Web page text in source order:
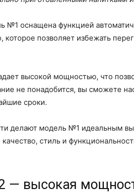
№1 оснащена функцией
которое позволяет избежать
высокой мощностью, что
не понадобится, вы сможете
сроки.
делают модель №1 идеальным
качество, стиль и
высокая